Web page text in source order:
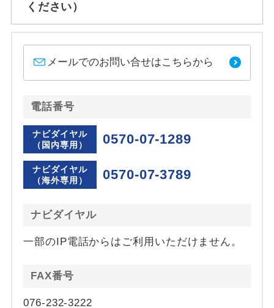
ください）
メールでのお問い合せはこちらから
電話番号
ナビダイヤル
（国内専用）
0570-07-1289
ナビダイヤル
（海外専用）
0570-07-3789
ナビダイヤル
一部のIP電話からはご利用いただけません。
FAX番号
076-232-3222